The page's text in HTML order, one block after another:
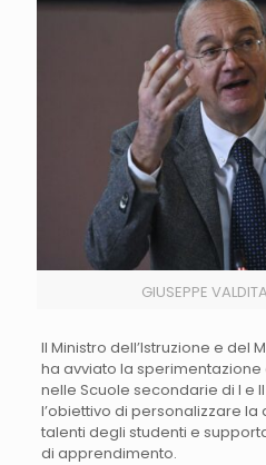
GIUSEPPE
Il Ministro dell’Istruzione e del
ha avviato la sperimentazione
nelle Scuole secondarie di I e
l’obiettivo di personalizzare la
talenti degli studenti e
di apprendimento.